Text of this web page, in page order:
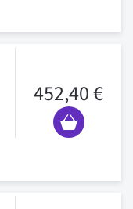
452,40 €